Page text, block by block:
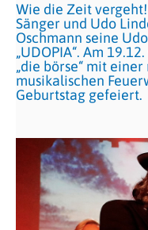
Wie die Zeit
Sänger und Udo
Oschmann seine
„UDOPIA“. Am
„die börse“ mit
musikalischen
Geburtstag gefeiert.